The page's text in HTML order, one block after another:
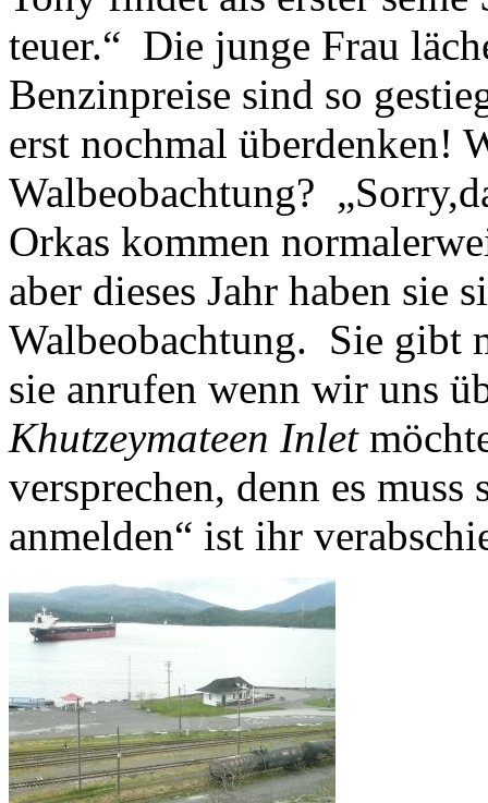
teuer.“ Die junge Frau
Benzinpreise sind so
erst nochmal überdenken!
Walbeobachtung?
Orkas kommen
aber dieses Jahr haben sie
Walbeobachtung. Sie gibt
sie anrufen wenn wir uns
Khutzeymateen Inlet
versprechen, denn es
anmelden“ ist ihr